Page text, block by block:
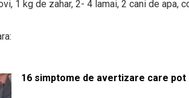
1 kg de zahar, 2- 4 lamai, 2 cani de apa,
16 simptome de avertizare care